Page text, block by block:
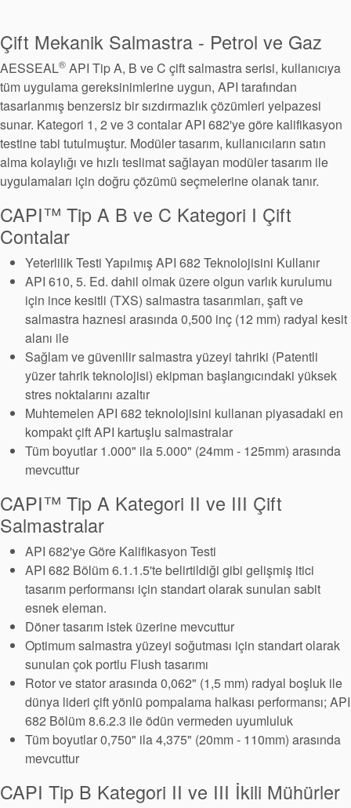
Seal Destek
Sistemi
Sertifikalar ve Standartlar
Bize Ulaşın
Konumlar
Haberler
Çift Mekanik Salmastra - Petrol ve Gaz
AESSEAL® API Tip A, B ve C çift salmastra serisi, kullanıcıya
tüm uygulama gereksinimlerine uygun, API tarafından
tasarlanmış benzersiz bir sızdırmazlık çözümleri yelpazesi
sunar. Kategori 1, 2 ve 3 contalar API 682'ye göre kalifikasyon
testine tabi tutulmuştur. Modüler tasarım, kullanıcıların satın
alma kolaylığı ve hızlı teslimat sağlayan modüler tasarım ile
uygulamaları için doğru çözümü seçmelerine olanak tanır.
CAPI™ Tip A B ve C Kategori I Çift
Contalar
Yeterlilik Testi Yapılmış API 682 Teknolojisini Kullanır
API 610, 5. Ed. dahil olmak üzere olgun varlık kurulumu
için ince kesitli (TXS) salmastra tasarımları, şaft ve
salmastra haznesi arasında 0,500 inç (12 mm) radyal kesit
alanı ile
Sağlam ve güvenilir salmastra yüzeyi tahriki (Patentli
yüzer tahrik teknolojisi) ekipman başlangıcındaki yüksek
stres noktalarını azaltır
Muhtemelen API 682 teknolojisini kullanan piyasadaki en
kompakt çift API kartuşlu salmastralar
Tüm boyutlar 1.000" ila 5.000" (24mm - 125mm) arasında
mevcuttur
CAPI™ Tip A Kategori II ve III Çift
Salmastralar
API 682'ye Göre Kalifikasyon Testi
API 682 Bölüm 6.1.1.5'te belirtildiği gibi gelişmiş itici
tasarım performansı için standart olarak sunulan sabit
esnek eleman.
Döner tasarım istek üzerine mevcuttur
Optimum salmastra yüzeyi soğutması için standart olarak
sunulan çok portlu Flush tasarımı
Rotor ve stator arasında 0,062" (1,5 mm) radyal boşluk ile
dünya lideri çift yönlü pompalama halkası performansı; API
682 Bölüm 8.6.2.3 ile ödün vermeden uyumluluk
Tüm boyutlar 0,750" ila 4,375" (20mm - 110mm) arasında
mevcuttur
CAPI Tip B Kategori II ve III İkili Mühürler